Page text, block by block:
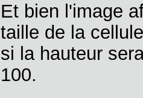
Et bien l'image
taille de la
si la hauteur
100.